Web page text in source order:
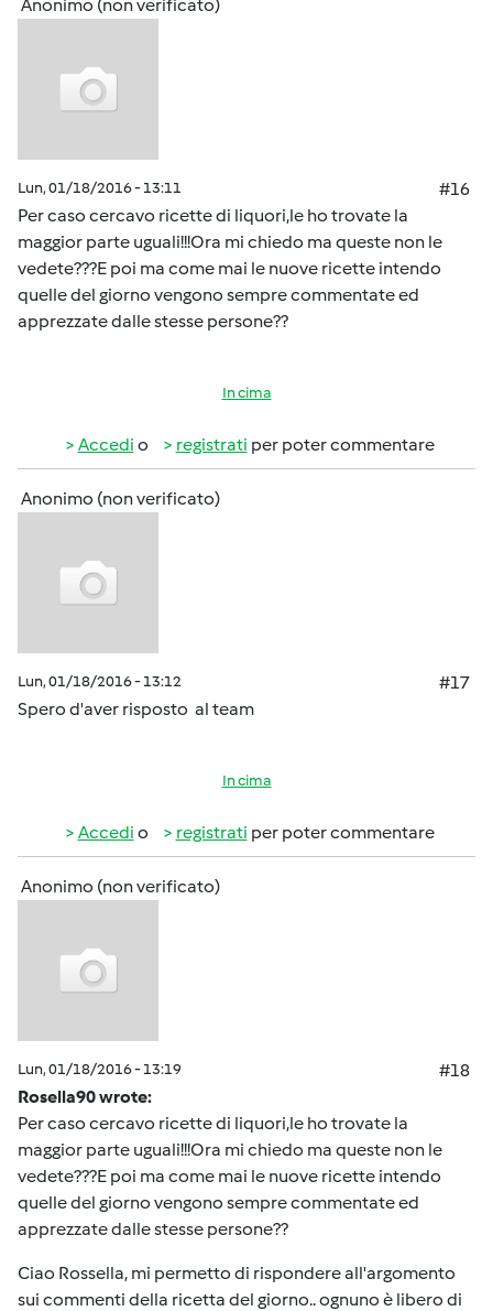
Anonimo (non verificato)
Lun, 01/18/2016 - 13:11
#16
Per caso cercavo ricette di liquori,le ho trovate la
maggior parte uguali!!!Ora mi chiedo ma queste non le
vedete???E poi ma come mai le nuove ricette intendo
quelle del giorno vengono sempre commentate ed
apprezzate dalle stesse persone??
In cima
Accedi o registrati per poter commentare
Anonimo (non verificato)
Lun, 01/18/2016 - 13:12
#17
Spero d'aver risposto al team
In cima
Accedi o registrati per poter commentare
Anonimo (non verificato)
Lun, 01/18/2016 - 13:19
#18
Rosella90 wrote:
Per caso cercavo ricette di liquori,le ho trovate la
maggior parte uguali!!!Ora mi chiedo ma queste non le
vedete???E poi ma come mai le nuove ricette intendo
quelle del giorno vengono sempre commentate ed
apprezzate dalle stesse persone??
Ciao Rossella, mi permetto di rispondere all'argomento
sui commenti della ricetta del giorno.. ognuno è libero di